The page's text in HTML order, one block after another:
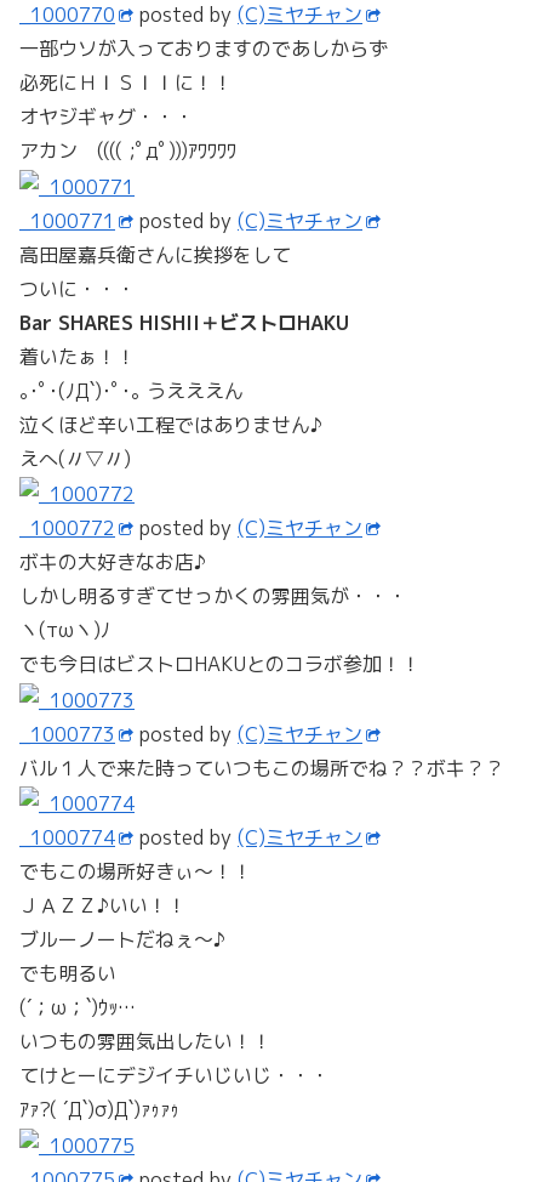
_1000770 posted by (C)ミヤチャン
一部ウソが入っておりますのであしからず
必死にＨＩＳＩＩに！！
オヤジギャグ・・・
アカン (((( ;ﾟдﾟ)))ｱﾜﾜﾜﾜ
_1000771 posted by (C)ミヤチャン
高田屋嘉兵衛さんに挨拶をして
ついに・・・
Bar SHARES HISHII＋ビストロHAKU
着いたぁ！！
｡･ﾟ･(ﾉД`)･ﾟ･｡ うえええん
泣くほど辛い工程ではありません♪
えへ(〃▽〃)
_1000772 posted by (C)ミヤチャン
ボキの大好きなお店♪
しかし明るすぎてせっかくの雰囲気が・・・
ヽ(τωヽ)ﾉ
でも今日はビストロHAKUとのコラボ参加！！
_1000773 posted by (C)ミヤチャン
バル１人で来た時っていつもこの場所でね？？ボキ？？
_1000774 posted by (C)ミヤチャン
でもこの場所好きぃ～！！
ＪＡＺＺ♪いい！！
ブルーノートだねぇ～♪
でも明るい
(´；ω；`)ｳｯ…
いつもの雰囲気出したい！！
てけとーにデジイチいじいじ・・・
ｱｧ?( ´Д`)σ)Д`)ｧｩｧｩ